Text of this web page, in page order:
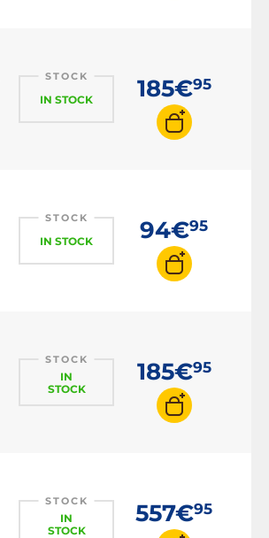
STOCK
IN STOCK 185€95
STOCK
IN STOCK 94€95
STOCK
IN
STOCK
185€95
STOCK
IN
STOCK
557€95